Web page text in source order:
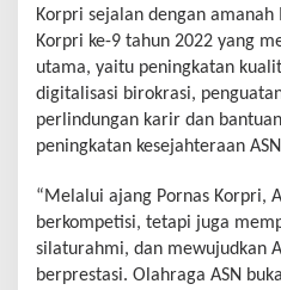
Korpri sejalan dengan amanah
Korpri ke-9 tahun 2022 yang
utama, yaitu peningkatan
digitalisasi birokrasi,
perlindungan karir dan
peningkatan kesejahteraan
“Melalui ajang Pornas Korpri,
berkompetisi, tetapi juga
silaturahmi, dan mewujudkan
berprestasi. Olahraga ASN